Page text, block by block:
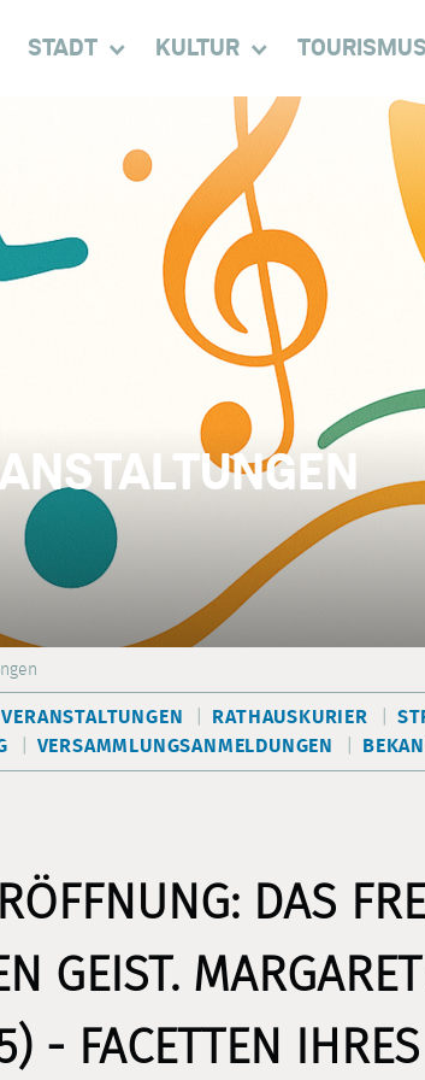
STADT KULTUR TOURISMUS
RATHAUSKURIER
VERSAMMLUNGSANMELDUNGEN
DAS
GEIST.
- FACETTEN IHRES